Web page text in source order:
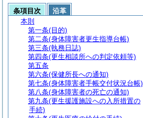
条項目次
沿革
本則
第一条(目的)
第二条(身体障害者更生指導台帳)
第三条(執務日誌)
第四条(更生相談所への判定依頼等)
第五条
第六条(保健所長への通知)
第七条(身体障害者手帳交付状況台帳)
第八条(身体障害者の死亡の通知)
第九条(更生援護施設への入所措置の
手続)